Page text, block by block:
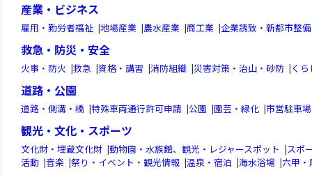
産業・ビジネス
雇用・勤労者福祉 |地場産業 |農水産業 |商工業 |企業誘致・新都市整備
救急・防災・安全
火事・防火 |救急 |資格・講習 |消防組織 |災害対策・治山・砂防 |く
道路・公園
道路・側溝・橋 |特殊車両通行許可申請 |公園 |園芸・緑化 |市営駐車
観光・文化・スポーツ
文化財・埋蔵文化財 |動物園・水族館、観光・レジャースポット |スポ
活動 |音楽 |祭り・イベント・観光情報 |温泉・宿泊 |海水浴場 |六甲